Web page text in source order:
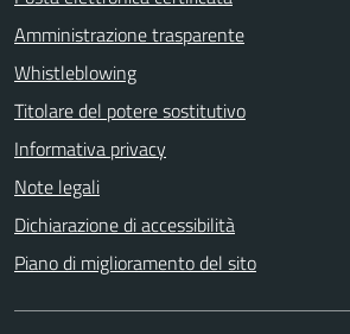
Amministrazione trasparente
Whistleblowing
Titolare del potere sostitutivo
Informativa privacy
Note legali
Dichiarazione di accessibilità
Piano di miglioramento del sito